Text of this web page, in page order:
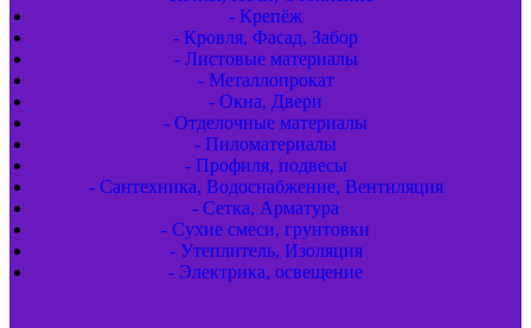
- Крепёж
- Кровля, Фасад, Забор
- Листовые материалы
- Металлопрокат
- Окна, Двери
- Отделочные материалы
- Пиломатериалы
- Профиля, подвесы
- Сантехника, Водоснабжение, Вентиляция
- Сетка, Арматура
- Сухие смеси, грунтовки
- Утеплитель, Изоляция
- Электрика, освещение